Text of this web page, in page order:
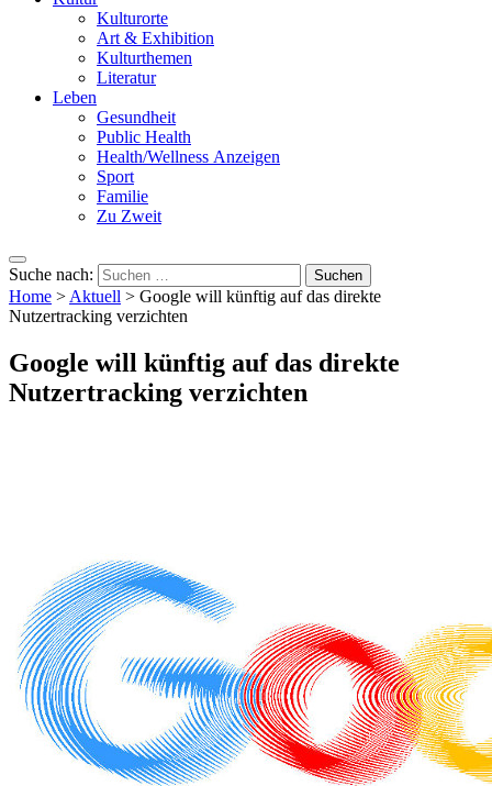
Kulturorte
Art & Exhibition
Kulturthemen
Literatur
Leben
Gesundheit
Public Health
Health/Wellness Anzeigen
Sport
Familie
Zu Zweit
Suche nach:
Home > Aktuell > Google will künftig auf das direkte
Nutzertracking verzichten
Google will künftig auf das direkte
Nutzertracking verzichten